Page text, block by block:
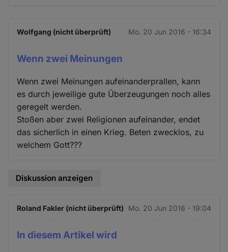
Wolfgang (nicht überprüft) Mo. 20 Jun 2016 - 16:34
Wenn zwei Meinungen
Wenn zwei Meinungen aufeinanderprallen, kann
es durch jeweilige gute Überzeugungen noch alles
geregelt werden.
Stoßen aber zwei Religionen aufeinander, endet
das sicherlich in einen Krieg. Beten zwecklos, zu
welchem Gott???
Diskussion anzeigen
Roland Fakler (nicht überprüft) Mo. 20 Jun 2016 - 19:04
In diesem Artikel wird